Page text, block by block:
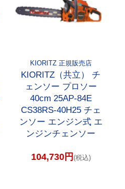
KIORITZ 正規販売店
KIORITZ（共立） チ
ェンソー プロソー
40cm 25AP-84E
CS38RS-40H25 チェ
ンソー エンジン式 エ
ンジンチェンソー
104,730円 (税込)